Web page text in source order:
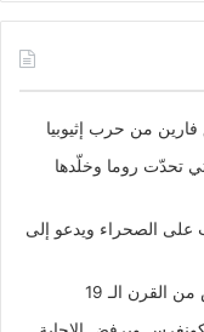
من حرب إثيوبيا
تحدّت روما وخلّدها
على الصحراء ويدعو إلى
القرن الـ 19